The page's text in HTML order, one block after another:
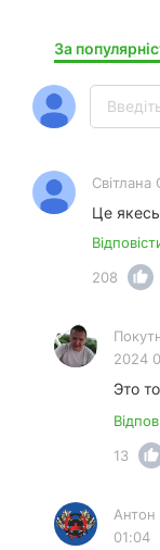
За
Світлана
Це якесь
208
2024
Это
13
Антон
01:04